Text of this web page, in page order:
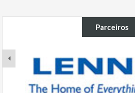
Parceiros